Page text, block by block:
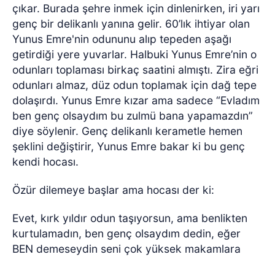
çıkar. Burada şehre inmek için dinlenirken, iri yarı
genç bir delikanlı yanına gelir. 60’lık ihtiyar olan
Yunus Emre'nin odununu alıp tepeden aşağı
getirdiği yere yuvarlar. Halbuki Yunus Emre’nin o
odunları toplaması birkaç saatini almıştı. Zira eğri
odunları almaz, düz odun toplamak için dağ tepe
dolaşırdı. Yunus Emre kızar ama sadece “Evladım
ben genç olsaydım bu zulmü bana yapamazdın”
diye söylenir. Genç delikanlı kerametle hemen
şeklini değiştirir, Yunus Emre bakar ki bu genç
kendi hocası.
Özür dilemeye başlar ama hocası der ki:
Evet, kırk yıldır odun taşıyorsun, ama benlikten
kurtulamadın, ben genç olsaydım dedin, eğer
BEN demeseydin seni çok yüksek makamlara